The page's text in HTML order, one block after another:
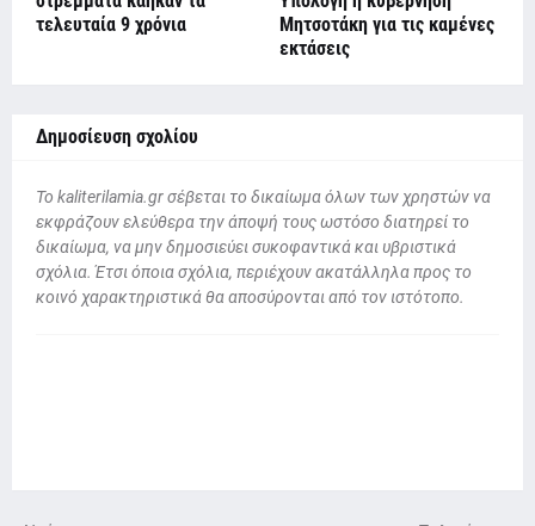
τελευταία 9 χρόνια
Μητσοτάκη για τις καμένες
εκτάσεις
Δημοσίευση σχολίου
To kaliterilamia.gr σέβεται το δικαίωμα όλων των χρηστών να
εκφράζουν ελεύθερα την άποψή τους ωστόσο διατηρεί το
δικαίωμα, να μην δημοσιεύει συκοφαντικά και υβριστικά
σχόλια. Έτσι όποια σχόλια, περιέχουν ακατάλληλα προς το
κοινό χαρακτηριστικά θα αποσύρονται από τον ιστότοπο.